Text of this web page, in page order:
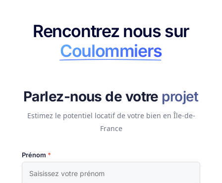
Rencontrez nous sur
Coulommiers
Parlez-nous de votre projet
Estimez le potentiel locatif de votre bien en Île-de-
France
Prénom *